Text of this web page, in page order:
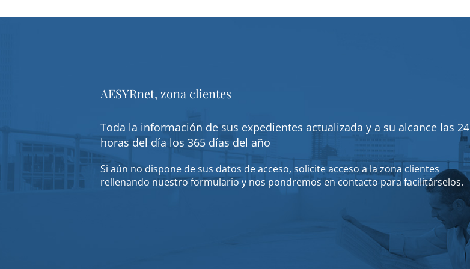
AESYRnet, zona clientes
Toda la información de sus expedientes actualizada y a su alcance las 24
horas del día los 365 días del año
Si aún no dispone de sus datos de acceso, solicite acceso a la zona clientes
rellenando nuestro formulario y nos pondremos en contacto para facilitárselos.